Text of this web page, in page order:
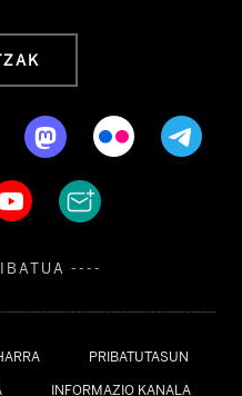
PRIBATUTASUN
INFORMAZIO KANALA
----